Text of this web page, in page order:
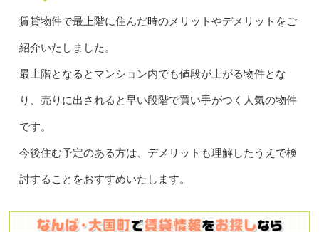
賃貸物件で最上階に住んだ時のメリットやデメリットをご
紹介いたしました。
最上階となるとマンション内でも値段が上がる物件とな
り、売りに出されると早い段階で買い手がつく人気の物件
です。
今後住む予定のある方は、デメリットも理解したうえで検
討することをおすすめいたします。